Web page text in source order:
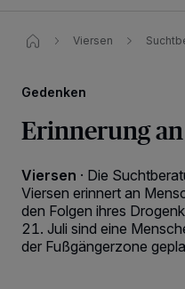
Viersen
Gedenken
Erinnerung
Viersen · Die
Viersen erinnert an
den Folgen ihres
21. Juli sind eine
der Fußgängerzone
Wir und unsere218-Partner
personenbezogene Daten wie
Kennungen auf Ihrem Gerät zu.